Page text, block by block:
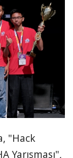
"Hack
Yarışması",